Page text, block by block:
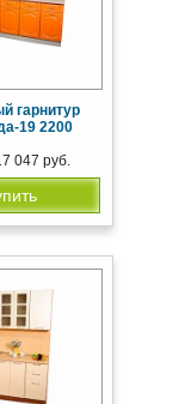
гарнитур
19 2200
047 руб.